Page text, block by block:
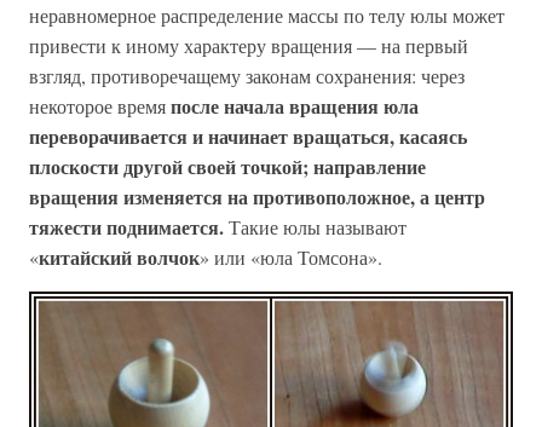
неравномерное распределение массы по телу юлы может
привести к иному характеру вращения — на первый
взгляд, противоречащему законам сохранения: через
некоторое времяпосле начала вращения юла
переворачивается и начинает вращаться, касаясь
плоскости другой своей точкой; направление
вращения изменяется на противоположное, а центр
тяжести поднимается.Такие юлы называют
«китайский волчок» или «юла Томсона».